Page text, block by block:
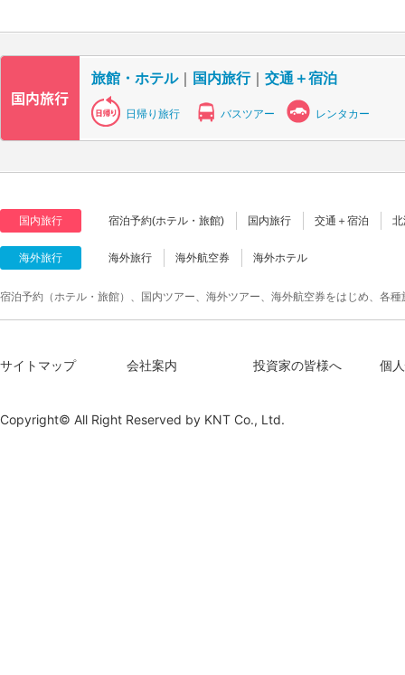
旅館・ホテル｜ 国内旅行｜ 交通＋宿泊
日帰り旅行 バスツアー レンタカー
国内旅行 宿泊予約(ホテル・旅館) 国内旅行 交通＋宿泊
海外旅行 海外旅行 海外航空券 海外ホテル
宿泊予約（ホテル・旅館）、国内ツアー、海外ツアー、海外航空券をはじめ、各
サイトマップ 会社案内 投資家の皆様へ 個
Copyright© All Right Reserved by KNT Co., Ltd.